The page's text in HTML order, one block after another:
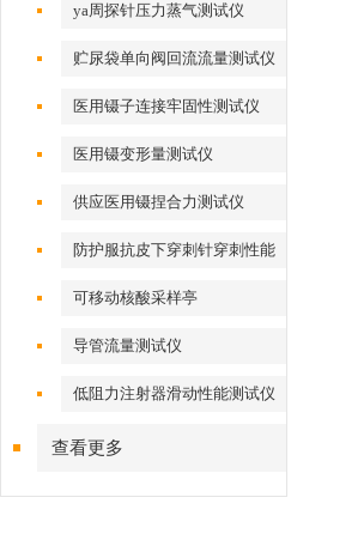
ya周探针压力蒸气测试仪
贮尿袋单向阀回流流量测试仪
医用镊子连接牢固性测试仪
医用镊变形量测试仪
供应医用镊捏合力测试仪
防护服抗皮下穿刺针穿刺性能
测试仪
可移动核酸采样亭
导管流量测试仪
低阻力注射器滑动性能测试仪
查看更多